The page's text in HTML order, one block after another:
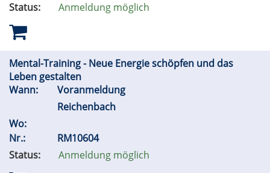
Status:
Anmeldung möglich
Mental-Training - Neue Energie schöpfen und das
Leben gestalten
Wann:
Voranmeldung
Reichenbach
Wo:
Nr.:
RM10604
Status:
Anmeldung möglich